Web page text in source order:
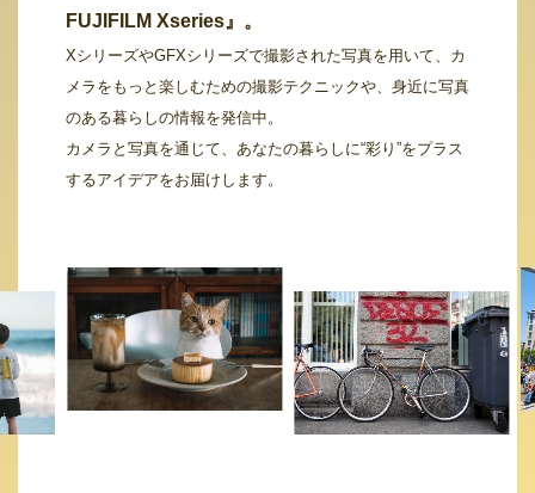
FUJIFILM Xseries』。
XシリーズやGFXシリーズで撮影された写真を用いて、カ
メラをもっと楽しむための撮影テクニックや、身近に写真
のある暮らしの情報を発信中。
カメラと写真を通じて、あなたの暮らしに“彩り”をプラス
するアイデアをお届けします。